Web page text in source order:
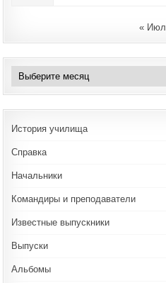
« Июл
Архивы
История училища
Справка
Начальники
Командиры и преподаватели
Известные выпускники
Выпуски
Альбомы